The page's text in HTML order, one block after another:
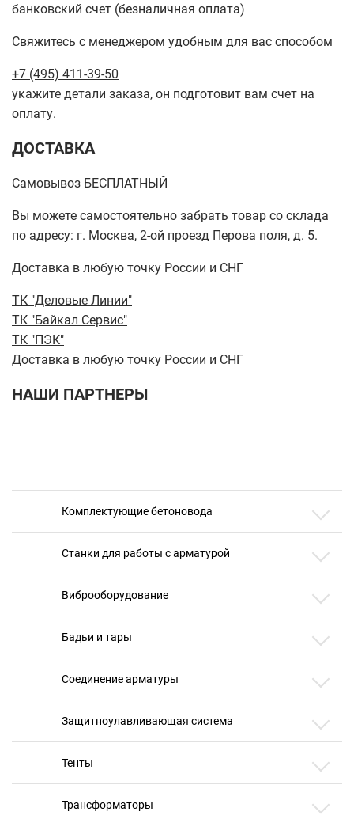
банковский счет (безналичная оплата)
Свяжитесь с менеджером удобным для вас способом
+7 (495) 411-39-50
укажите детали заказа, он подготовит вам счет на
оплату.
ДОСТАВКА
Самовывоз БЕСПЛАТНЫЙ
Вы можете самостоятельно забрать товар со склада
по адресу: г. Москва, 2-ой проезд Перова поля, д. 5.
Доставка в любую точку России и СНГ
ТК "Деловые Линии"
ТК "Байкал Сервис"
ТК "ПЭК"
Доставка в любую точку России и СНГ
НАШИ ПАРТНЕРЫ
Комплектующие бетоновода
Станки для работы с арматурой
Виброоборудование
Бадьи и тары
Соединение арматуры
Защитноулавливающая система
Тенты
Трансформаторы